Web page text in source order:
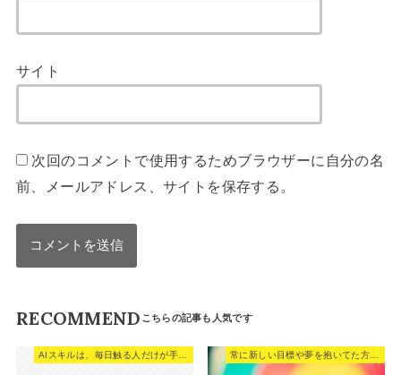
サイト
次回のコメントで使用するためブラウザーに自分の名
前、メールアドレス、サイトを保存する。
RECOMMEND